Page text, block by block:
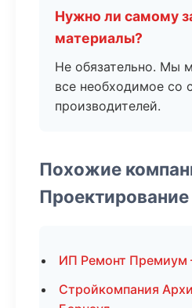
Нужно ли самому
материалы?
Не обязательно. Мы
все необходимое со
производителей.
Похожие
Проектирование
ИП Ремонт
Стройкомпания